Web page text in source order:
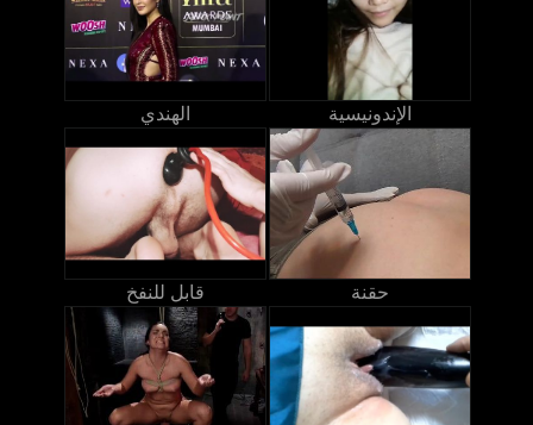
الهندي الإندونيسية
قابل للنفخ حقنة